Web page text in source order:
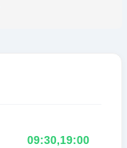
09:30,19:00